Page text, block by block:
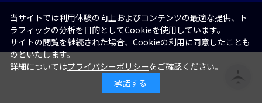
当サイトでは利用体験の向上およびコンテンツの最適な提供、ト
ラフィックの分析を目的としてCookieを使用しています。
サイトの閲覧を継続された場合、Cookieの利用に同意したことも
のといたします。
詳細についてはプライバシーポリシーをご確認ください。
承諾する